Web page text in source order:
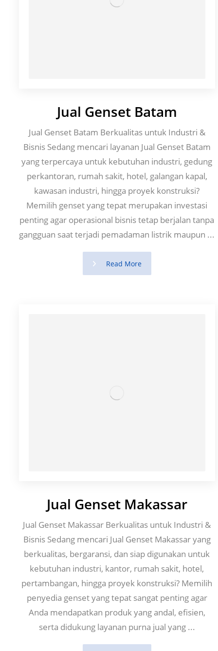
Jual Genset Batam
Jual Genset Batam Berkualitas untuk Industri &
Bisnis Sedang mencari layanan Jual Genset Batam
yang terpercaya untuk kebutuhan industri, gedung
perkantoran, rumah sakit, hotel, galangan kapal,
kawasan industri, hingga proyek konstruksi?
Memilih genset yang tepat merupakan investasi
penting agar operasional bisnis tetap berjalan tanpa
gangguan saat terjadi pemadaman listrik maupun ...
Read More
Jual Genset Makassar
Jual Genset Makassar Berkualitas untuk Industri &
Bisnis Sedang mencari Jual Genset Makassar yang
berkualitas, bergaransi, dan siap digunakan untuk
kebutuhan industri, kantor, rumah sakit, hotel,
pertambangan, hingga proyek konstruksi? Memilih
penyedia genset yang tepat sangat penting agar
Anda mendapatkan produk yang andal, efisien,
serta didukung layanan purna jual yang ...